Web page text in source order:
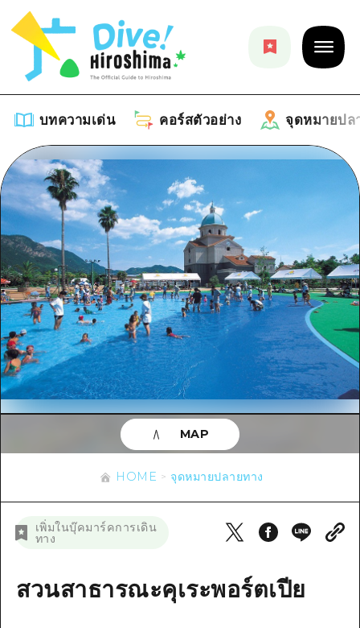
บทความเด่น คอร์สตัวอย่าง จุดหมายปล
บทความเด่น
รายการ
คำแนะนำ
ศิลปะ
งานอีเว้นท์ / เทศกาล
อาหารรสเลิศ / สุรา
การปั่นจักรยาน
ช้อปปิ้ง
กีฬา
สถานบันเทิงยามค่ำคืน
มาตรฐาน
คอร์สตัวอย่าง
รายการ
คู่มือ Dive! Hiroshima
ฮิโรชิม่า โมชิ โมชิ ทราเวล
บริเวณรอบเมืองฮิโรชิม่า
อากิ
บิงโก
บริเวณรอบๆ มิยาจิมะ
จุดหมายปลายทาง
รายการ
บริเวณรอบเมืองฮิโรชิม่า
อากิ
บิงโก
บิโฮคุ
เกโฮคุ
อีเว้นท์
ข้อมูลตามฤดูกาล
ข้อมูลที่เป็นประโยชน์
รายการ
เข้าถึงเข้าถึง
สรุปการจราจรรอง
ตั๋วเที่ยวคุ้มค่าตั๋วเที่ยวคุ้มค่า
ข่าว
HOME จุดหมายปลายทาง
เพิ่มในบุ๊คมาร์คการเดิน
ทาง
สวนสาธารณะคุเระพอร์ตเปีย
MAP